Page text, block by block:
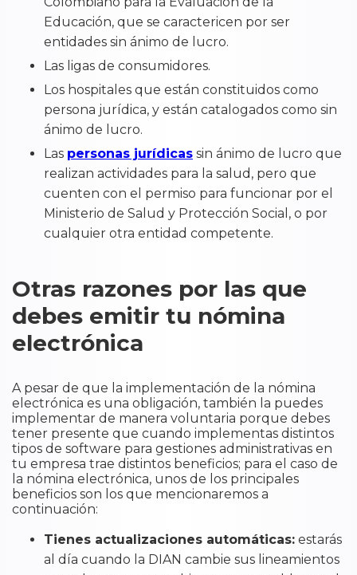
Educación, que se caractericen por ser
entidades sin ánimo de lucro.
Las ligas de consumidores.
Los hospitales que están constituidos como
persona jurídica, y están catalogados como sin
ánimo de lucro.
Las personas jurídicas sin ánimo de lucro que
realizan actividades para la salud, pero que
cuenten con el permiso para funcionar por el
Ministerio de Salud y Protección Social, o por
cualquier otra entidad competente.
Otras razones por las que
debes emitir tu nómina
electrónica
A pesar de que la implementación de la nómina
electrónica es una obligación, también la puedes
implementar de manera voluntaria porque debes
tener presente que cuando implementas distintos
tipos de software para gestiones administrativas en
tu empresa trae distintos beneficios; para el caso de
la nómina electrónica, unos de los principales
beneficios son los que mencionaremos a
continuación:
Tienes actualizaciones automáticas: estarás
al día cuando la DIAN cambie sus lineamientos